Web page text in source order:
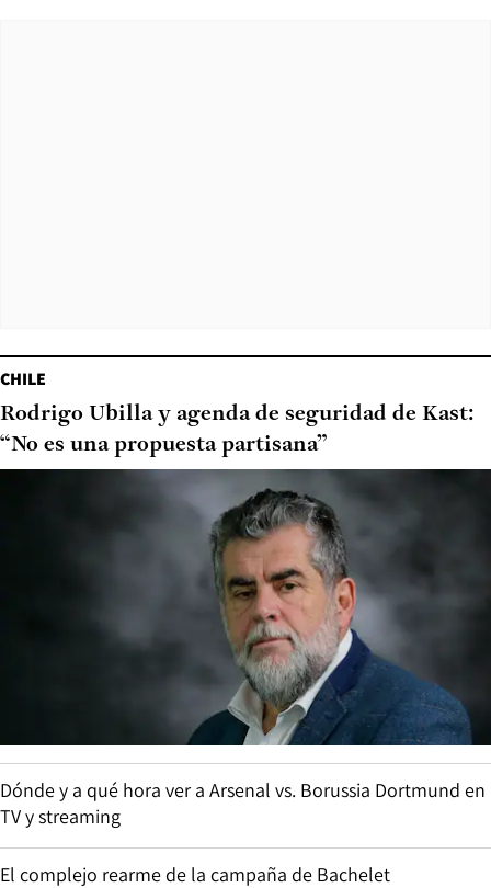
CHILE
Rodrigo Ubilla y agenda de seguridad de Kast:
“No es una propuesta partisana”
Dónde y a qué hora ver a Arsenal vs. Borussia Dortmund en
TV y streaming
El complejo rearme de la campaña de Bachelet